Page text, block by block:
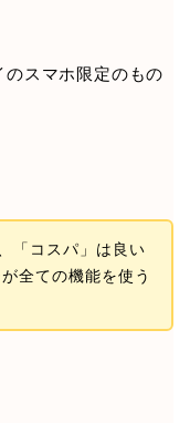
のスマホ限定のもの
「コスパ」は良い
全ての機能を使う